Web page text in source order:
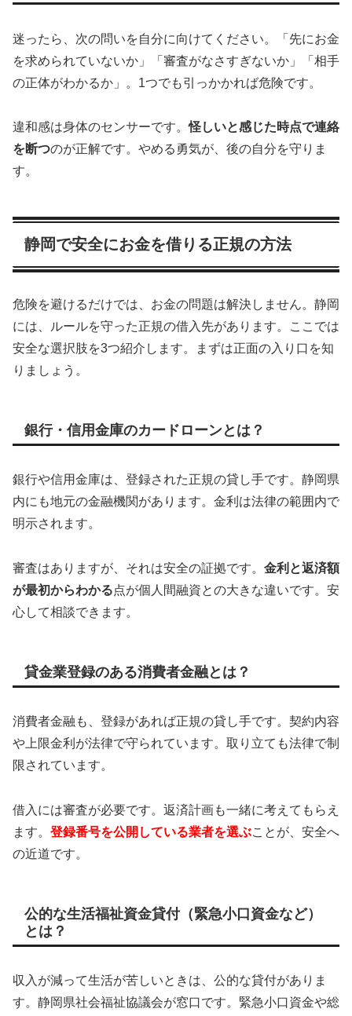
迷ったら、次の問いを自分に向けてください。「先にお金
を求められていないか」「審査がなさすぎないか」「相手
の正体がわかるか」。1つでも引っかかれば危険です。
違和感は身体のセンサーです。怪しいと感じた時点で連絡
を断つのが正解です。やめる勇気が、後の自分を守りま
す。
静岡で安全にお金を借りる正規の方法
危険を避けるだけでは、お金の問題は解決しません。静岡
には、ルールを守った正規の借入先があります。ここでは
安全な選択肢を3つ紹介します。まずは正面の入り口を知
りましょう。
銀行・信用金庫のカードローンとは？
銀行や信用金庫は、登録された正規の貸し手です。静岡県
内にも地元の金融機関があります。金利は法律の範囲内で
明示されます。
審査はありますが、それは安全の証拠です。 金利と返済額
が最初からわかる点が個人間融資との大きな違いです。安
心して相談できます。
貸金業登録のある消費者金融とは？
消費者金融も、登録があれば正規の貸し手です。契約内容
や上限金利が法律で守られています。取り立ても法律で制
限されています。
借入には審査が必要です。返済計画も一緒に考えてもらえ
ます。 登録番号を公開している業者を選ぶことが、安全へ
の近道です。
公的な生活福祉資金貸付（緊急小口資金など）
とは？
収入が減って生活が苦しいときは、公的な貸付がありま
す。静岡県社会福祉協議会が窓口です。緊急小口資金や総